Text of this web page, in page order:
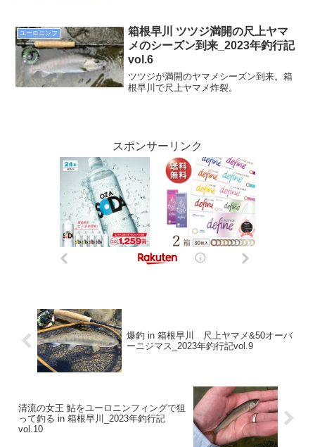
ユーロニンフ
箱根早川 ツツジ満開の尺上ヤマ
メのシーズン到来_2023年釣行記
vol.6
ツツジが満開のヤマメシーズン到来。箱
根早川で尺上ヤマメ炸裂。
スポンサーリンク
爆釣 in 箱根早川 尺上ヤマメ&50オーバ
ーニジマス_2023年釣行記vol.9
清流の女王 鮎をユーロニンフィングで狙
って釣る in 箱根早川_2023年釣行記
vol.10